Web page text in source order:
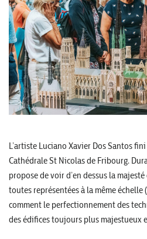
L’artiste Luciano Xavier Dos Santos
Cathédrale St Nicolas de Fribourg.
propose de voir d’en dessus la
toutes représentées à la même échelle
comment le perfectionnement des
des édifices toujours plus majestueux